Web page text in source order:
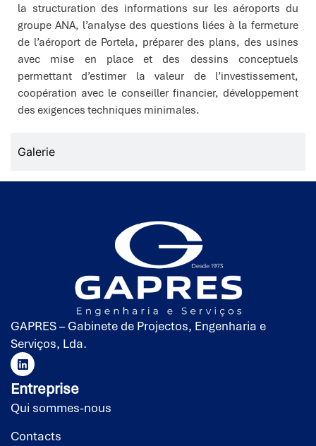
Galerie
la structuration des informations sur les aéroports du
groupe ANA, l’analyse des questions liées à la fermeture
de l’aéroport de Portela, préparer des plans, des usines
avec mise en place et des dessins conceptuels
permettant d’estimer la valeur de l’investissement,
coopération avec le conseiller financier, développement
des exigences techniques minimales.
GAPRES – Gabinete de Projectos, Engenharia e
Serviços, Lda.
Entreprise
Qui sommes-nous
Contacts